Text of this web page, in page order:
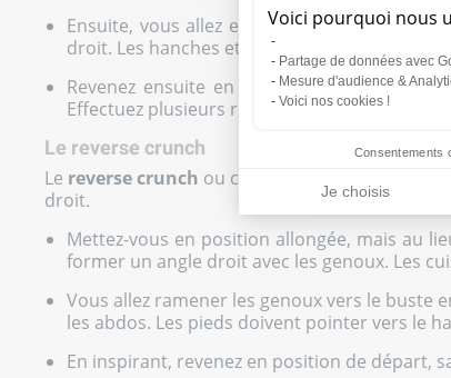
Voici pourquoi nous
Partage de données avec
Mesure d'audience &
Voici nos cookies !
Consentements
Je choisis
Axeptio consent
Plateforme de Gestion du
Notre plateforme vous
Ensuite, vous allez effectuer une torsion
droit. Les hanches et le coccyx doivent bien
Revenez ensuite en position de départ
Effectuez plusieurs répétitions de ce même
Le reverse crunch
Le reverse crunch ou crunch inversé permet
droit.
Mettez-vous en position allongée, mais au
former un angle droit avec les genoux. Les
Vous allez ramener les genoux vers le buste
les abdos. Les pieds doivent pointer vers le
En inspirant, revenez en position de départ,